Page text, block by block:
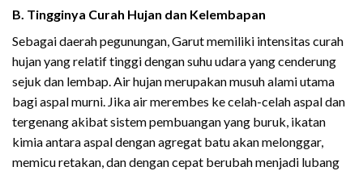
B. Tingginya Curah Hujan dan Kelembapan
Sebagai daerah pegunungan, Garut memiliki intensitas curah
hujan yang relatif tinggi dengan suhu udara yang cenderung
sejuk dan lembap. Air hujan merupakan musuh alami utama
bagi aspal murni. Jika air merembes ke celah-celah aspal dan
tergenang akibat sistem pembuangan yang buruk, ikatan
kimia antara aspal dengan agregat batu akan melonggar,
memicu retakan, dan dengan cepat berubah menjadi lubang